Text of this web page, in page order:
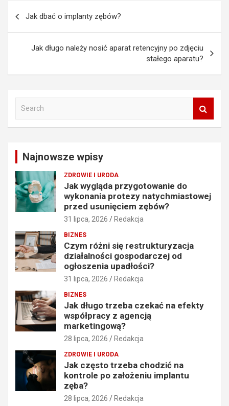
Jak dbać o implanty zębów?
Jak długo należy nosić aparat retencyjny po zdjęciu
stałego aparatu?
Najnowsze wpisy
ZDROWIE I URODA
Jak wygląda przygotowanie do
wykonania protezy natychmiastowej
przed usunięciem zębów?
31 lipca, 2026 Redakcja
BIZNES
Czym różni się restrukturyzacja
działalności gospodarczej od
ogłoszenia upadłości?
31 lipca, 2026 Redakcja
BIZNES
Jak długo trzeba czekać na efekty
współpracy z agencją
marketingową?
28 lipca, 2026 Redakcja
ZDROWIE I URODA
Jak często trzeba chodzić na
kontrole po założeniu implantu
zęba?
28 lipca, 2026 Redakcja